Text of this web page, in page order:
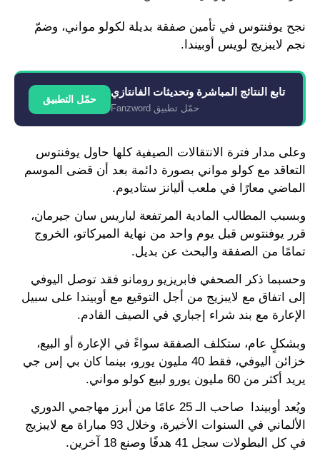
نجح يوفنتوس في تأمين صفقة بديلة لكولو مواني، وضمّ
نجم لايبزيج لويس أوبيندا.
تابع النتائج المباشرة وتحديثات الفانتازي
حمّل تطبيق Fanzword
حمّل التطبيق
وعلى مدار فترة الانتقالات الصيفية كلها حاول يوفنتوس
التعاقد مع كولو مواني بصورة دائمة بعد أن قضى الموسم
الماضي معارًا في ملعب أليانز ستاديوم.
وبسبب المطالب المادية المرتفعة لباريس سان جيرمان،
قرر يوفنتوس قبل يوم واحد من نهاية الميركاتو، الخروج
تمامًا من الصفقة والبحث عن بديل.
وحسبما ذكر الصحفي فابريزيو رومانو فقد توصل اليوفي
إلى اتفاق مع لايبزيج من أجل التوقيع مع أوبيندا على سبيل
الإعارة مع بند شراء إجباري في الصيف القادم.
وبشكلٍ عام، ستكلف الصفقة سواءً في الإعارة أو البيع،
خزائن اليوفي، فقط 40 مليون يورو، بينما كان بي إس جي
يريد أكثر من 60 مليون يورو لبيع كولو مواني.
ويُعد أوبيندا صاحب الـ 25 عامًا من أبرز مهاجمي الدوري
الألماني في السنوات الأخيرة، وخلال 93 مباراة مع لايبزيج
في كل البطولات سجل 41 هدفًا وصنع 18 آخرين.